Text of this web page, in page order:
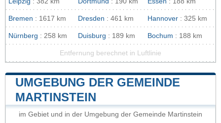
Bremen : 1617 km Dresden : 461 km Hannover : 325 km
Nürnberg : 258 km Duisburg : 189 km Bochum : 188 km
Entfernung berechnet in Luftlinie
UMGEBUNG DER GEMEINDE
MARTINSTEIN
im Gebiet und in der Umgebung der Gemeinde Martinstein